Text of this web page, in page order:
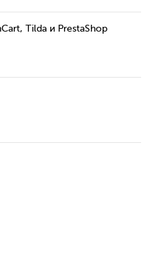
Tilda и PrestaShop